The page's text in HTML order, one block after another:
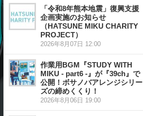
「令和8年熊本地震」復興支援
企画実施のお知らせ
（HATSUNE MIKU CHARITY
PROJECT）
2026年8月07日 12:00
作業用BGM『STUDY WITH
MIKU - part6 -』が『39ch』で
公開！ボサノバアレンジシリー
ズの締めくくり！
2026年8月06日 19:00